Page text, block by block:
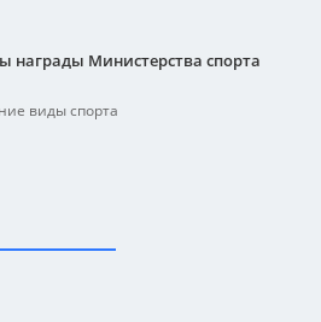
награды Министерства спорта
виды спорта